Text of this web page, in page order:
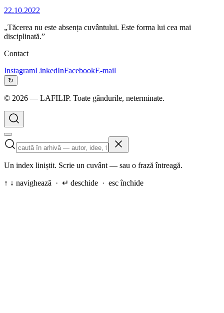
22.10.2022
„Tăcerea nu este absența cuvântului. Este forma lui cea mai
disciplinată.”
Contact
InstagramLinkedInFacebookE-mail
↻
© 2026 — LAFILIP. Toate gândurile, neterminate.
Un index liniștit. Scrie un cuvânt — sau o frază întreagă.
↑ ↓ navighează · ↵ deschide · esc închide